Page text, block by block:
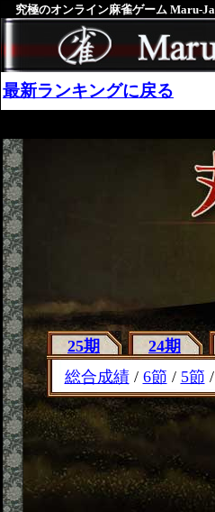
究極のオンライン麻雀ゲーム Maru-
最新ランキングに戻る
25期 24期
総合成績/ 6節 / 5節 /